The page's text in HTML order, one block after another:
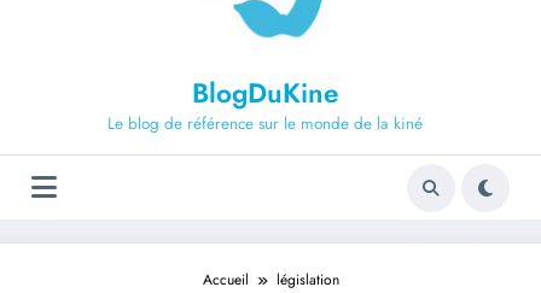
BlogDuKine
Le blog de référence sur le monde de la kiné
Accueil législation